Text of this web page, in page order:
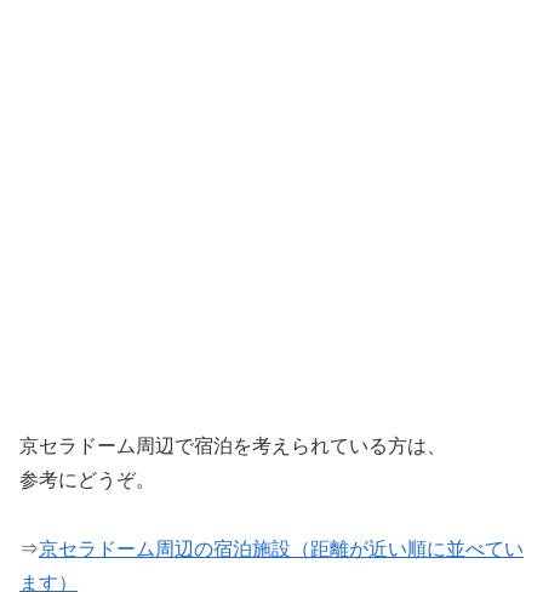
京セラドーム周辺で宿泊を考えられている方は、
参考にどうぞ。
⇒京セラドーム周辺の宿泊施設（距離が近い順に並べてい
ます）